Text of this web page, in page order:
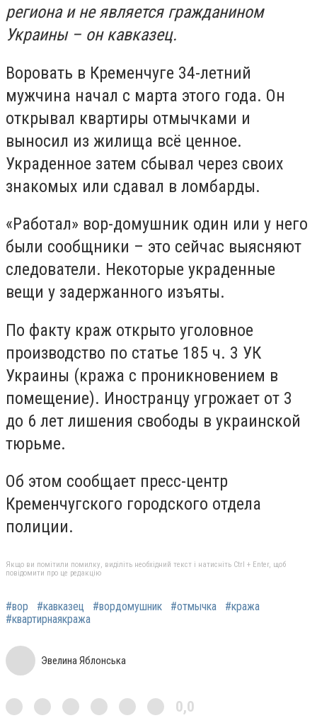
региона и не является гражданином
Украины – он кавказец.
Воровать в Кременчуге 34-летний
мужчина начал с марта этого года. Он
открывал квартиры отмычками и
выносил из жилища всё ценное.
Украденное затем сбывал через своих
знакомых или сдавал в ломбарды.
«Работал» вор-домушник один или у него
были сообщники – это сейчас выясняют
следователи. Некоторые украденные
вещи у задержанного изъяты.
По факту краж открыто уголовное
производство по статье 185 ч. 3 УК
Украины (кража с проникновением в
помещение). Иностранцу угрожает от 3
до 6 лет лишения свободы в украинской
тюрьме.
Об этом сообщает пресс-центр
Кременчугского городского отдела
полиции.
Якщо ви помітили помилку, виділіть необхідний текст і натисніть Ctrl + Enter, щоб
повідомити про це редакцію
#вор #кавказец #вордомушник #отмычка
#кража
#квартирнаякража
Эвелина Яблонська
0,0